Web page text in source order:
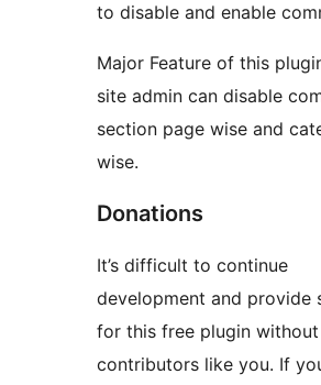
to disable and enable
Major Feature of this
site admin can disable
section page wise and
wise.
Donations
It’s difficult to continue
development and provide
for this free plugin without
contributors like you. If